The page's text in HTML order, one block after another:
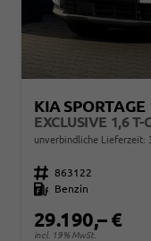
KIA SPORTAGE
EXCLUSIVE 1,6
unverbindliche Lieferzeit:
Fahrzeugnr. 863122
Kraftstoff
Benzin
29.190,– €
incl. 19% MwSt.